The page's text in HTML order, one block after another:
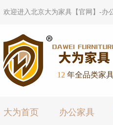
欢迎进入北京大为家具【官网】-办
12 年全品类家
大为首页 办公家具